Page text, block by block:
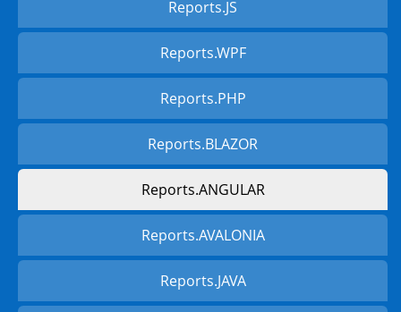
Reports.JS
Reports.WPF
Reports.PHP
Reports.BLAZOR
Reports.ANGULAR
Reports.AVALONIA
Reports.JAVA